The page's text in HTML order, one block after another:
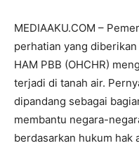
MEDIAAKU.COM –
perhatian yang
HAM PBB (OHCHR)
terjadi di tanah air.
dipandang sebagai
membantu negara-
berdasarkan hukum hak